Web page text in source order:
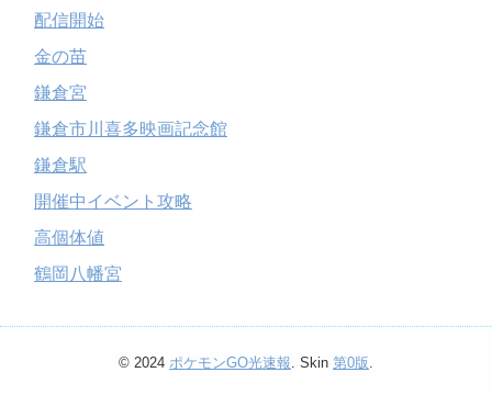
配信開始
金の苗
鎌倉宮
鎌倉市川喜多映画記念館
鎌倉駅
開催中イベント攻略
高個体値
鶴岡八幡宮
© 2024 ポケモンGO光速報. Skin 第0版.